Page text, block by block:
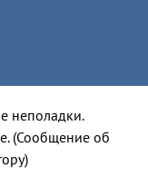
неполадки.
(Сообщение об